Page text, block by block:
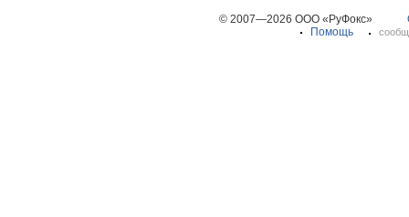
© 2007—2026 ООО «РуФокс»
Помощь